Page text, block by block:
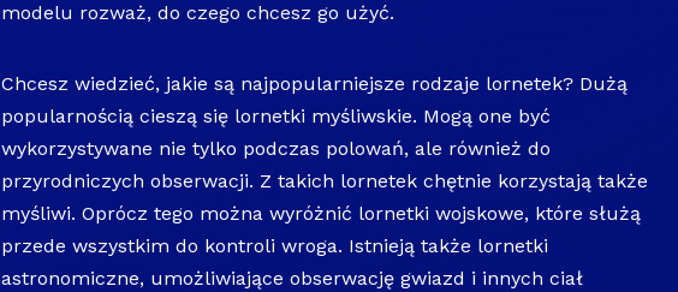
modelu rozważ, do czego chcesz go użyć.
Chcesz wiedzieć, jakie są najpopularniejsze rodzaje lornetek? Dużą
popularnością cieszą się lornetki myśliwskie. Mogą one być
wykorzystywane nie tylko podczas polowań, ale również do
przyrodniczych obserwacji. Z takich lornetek chętnie korzystają także
myśliwi. Oprócz tego można wyróżnić lornetki wojskowe, które służą
przede wszystkim do kontroli wroga. Istnieją także lornetki
astronomiczne, umożliwiające obserwację gwiazd i innych ciał